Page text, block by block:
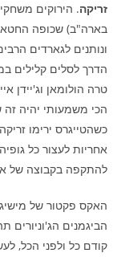
זריקה
בארה"ב) שכופה
ונותנים לגארדים
הדרך לסלים קלילים
טרה הולומאן וג'יידן
הכי משמעותי יהיה
כשהטייגרס ירימו
אחריות לעצור כל
להתקפה בקבוצה של
האקס פקטור של
הביגמנים
קודם כל ולפני הכל,